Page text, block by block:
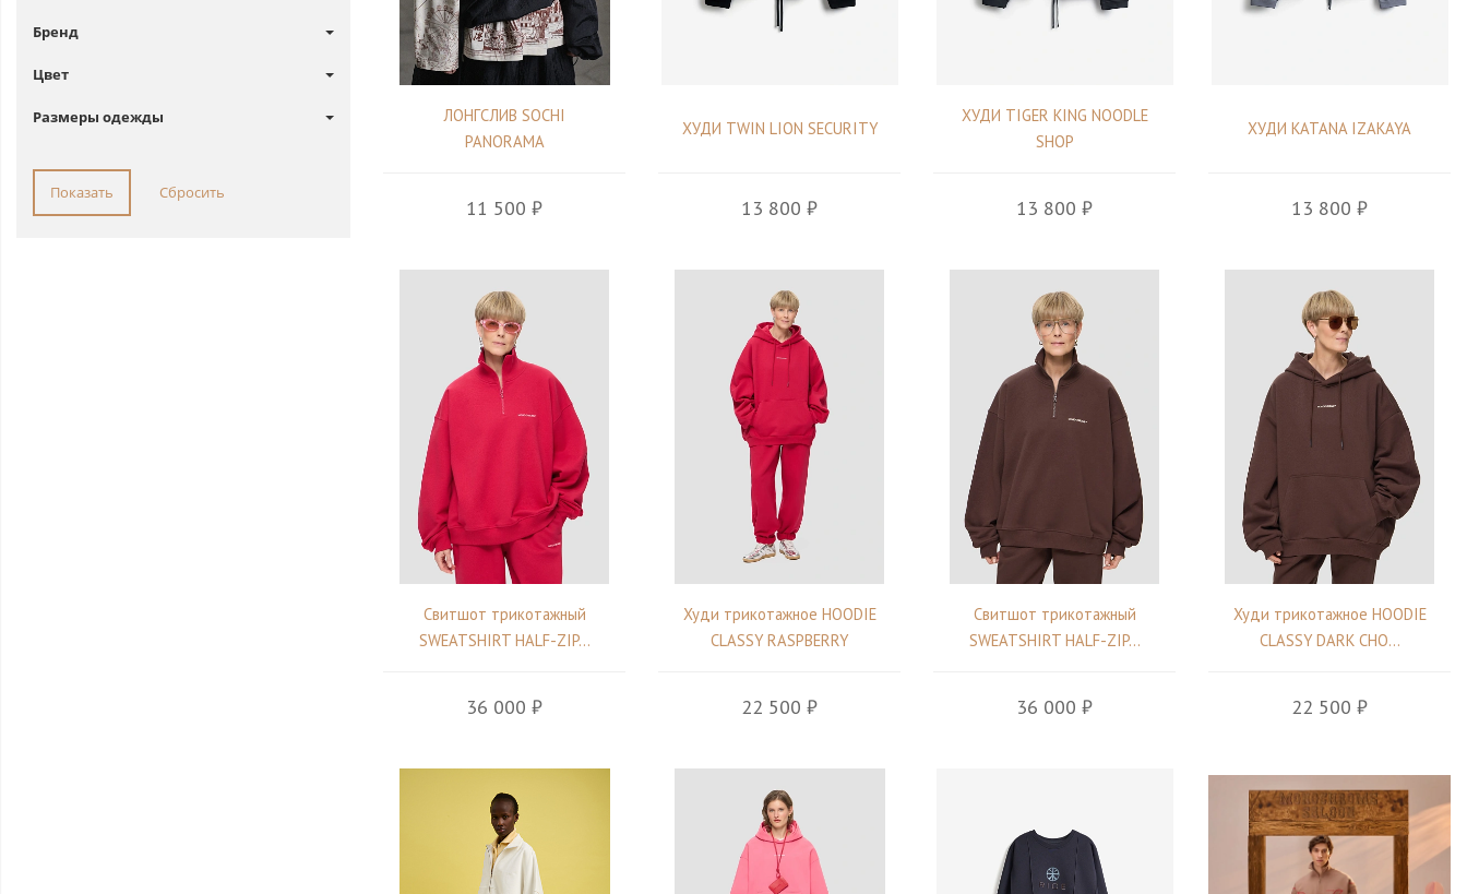
Бренд
Цвет
Размеры одежды
ЛОНГСЛИВ SOCHI
PANORAMA
11 500 ₽
ХУДИ TWIN LION SECURITY
13 800 ₽
ХУДИ TIGER KING NOODLE
SHOP
13 800 ₽
ХУДИ KATANA IZAKAYA
13 800 ₽
Свитшот трикотажный
SWEATSHIRT HALF-ZIP...
36 000 ₽
Худи трикотажное HOODIE
CLASSY RASPBERRY
22 500 ₽
Свитшот трикотажный
SWEATSHIRT HALF-ZIP...
36 000 ₽
Худи трикотажное HOODIE
CLASSY DARK CHO...
22 500 ₽